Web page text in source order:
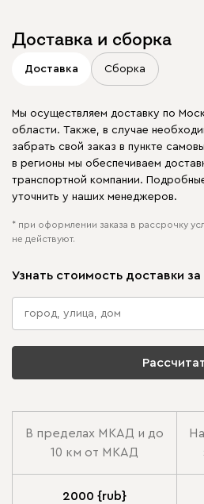
Доставка и сборка
Доставка Сборка
Мы осуществляем доставку по
области. Также, в случае
забрать свой заказ в пункте
в регионы мы обеспечиваем
транспортной компании.
уточнить у наших менеджеров.
* при оформлении заказа в рассрочку
не действуют.
Узнать стоимость доставки
В пределах МКАД и до
10 км от МКАД
2000 {rub}